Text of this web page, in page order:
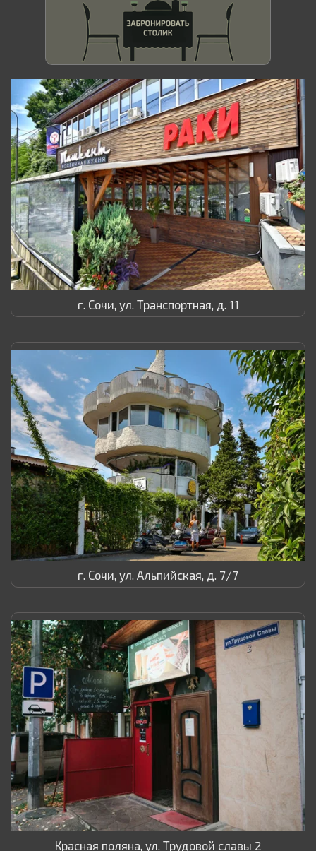
г. Сочи, ул. Транспортная, д. 11
г. Сочи, ул. Альпийская, д. 7/7
Красная поляна, ул. Трудовой славы 2